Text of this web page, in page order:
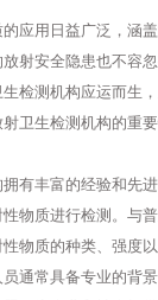
应用日益广泛，涵
射安全隐患也不容
检测机构应运而生
卫生检测机构的重
有丰富的经验和先
物质进行检测。与
物质的种类、强度
通常具备专业的背